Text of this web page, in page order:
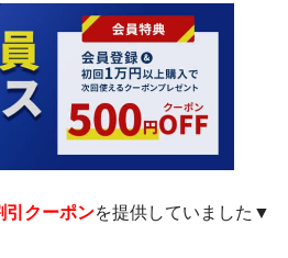
引クーポンを提供していました▼